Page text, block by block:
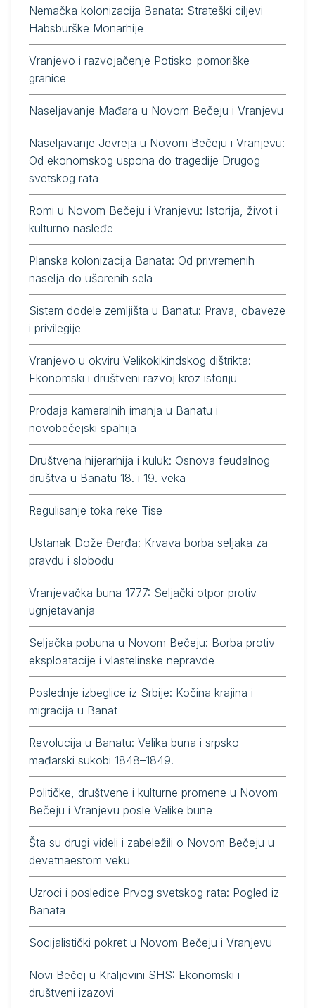
Nemačka kolonizacija Banata: Strateški ciljevi
Habsburške Monarhije
Vranjevo i razvojačenje Potisko-pomoriške
granice
Naseljavanje Mađara u Novom Bečeju i Vranjevu
Naseljavanje Jevreja u Novom Bečeju i Vranjevu:
Od ekonomskog uspona do tragedije Drugog
svetskog rata
Romi u Novom Bečeju i Vranjevu: Istorija, život i
kulturno nasleđe
Planska kolonizacija Banata: Od privremenih
naselja do ušorenih sela
Sistem dodele zemljišta u Banatu: Prava, obaveze
i privilegije
Vranjevo u okviru Velikokikindskog dištrikta:
Ekonomski i društveni razvoj kroz istoriju
Prodaja kameralnih imanja u Banatu i
novobečejski spahija
Društvena hijerarhija i kuluk: Osnova feudalnog
društva u Banatu 18. i 19. veka
Regulisanje toka reke Tise
Ustanak Dože Đerđa: Krvava borba seljaka za
pravdu i slobodu
Vranjevačka buna 1777: Seljački otpor protiv
ugnjetavanja
Seljačka pobuna u Novom Bečeju: Borba protiv
eksploatacije i vlastelinske nepravde
Poslednje izbeglice iz Srbije: Kočina krajina i
migracija u Banat
Revolucija u Banatu: Velika buna i srpsko-
mađarski sukobi 1848–1849.
Političke, društvene i kulturne promene u Novom
Bečeju i Vranjevu posle Velike bune
Šta su drugi videli i zabeležili o Novom Bečeju u
devetnaestom veku
Uzroci i posledice Prvog svetskog rata: Pogled iz
Banata
Socijalistički pokret u Novom Bečeju i Vranjevu
Novi Bečej u Kraljevini SHS: Ekonomski i
društveni izazovi